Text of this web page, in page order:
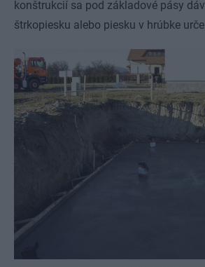
konštrukcií sa pod základové pásy
štrkopiesku alebo piesku v hrúbke